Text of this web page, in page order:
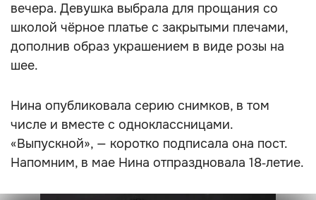
вечера. Девушка выбрала для прощания со
школой чёрное платье с закрытыми плечами,
дополнив образ украшением в виде розы на
шее.
Нина опубликовала серию снимков, в том
числе и вместе с одноклассницами.
«Выпускной», — коротко подписала она пост.
Напомним, в мае Нина отпраздновала 18‑летие.